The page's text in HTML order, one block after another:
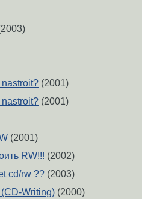
nastroit? (2001)
nastroit? (2001)
(2001)
RW!!! (2002)
cd/rw ?? (2003)
Writing) (2000)